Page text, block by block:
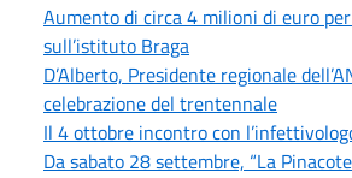
Aumento di circa 4 milioni di euro
sull’istituto Braga
D’Alberto, Presidente regionale
celebrazione del trentennale
Il 4 ottobre incontro con
Da sabato 28 settembre, “La